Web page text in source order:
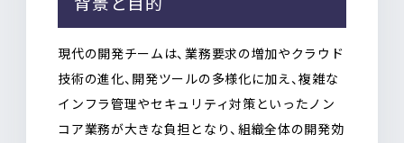
現代の開発チームは、業務要求の増加やクラウド
技術の進化、開発ツールの多様化に加え、複雑な
インフラ管理やセキュリティ対策といったノン
コア業務が大きな負担となり、組織全体の開発効